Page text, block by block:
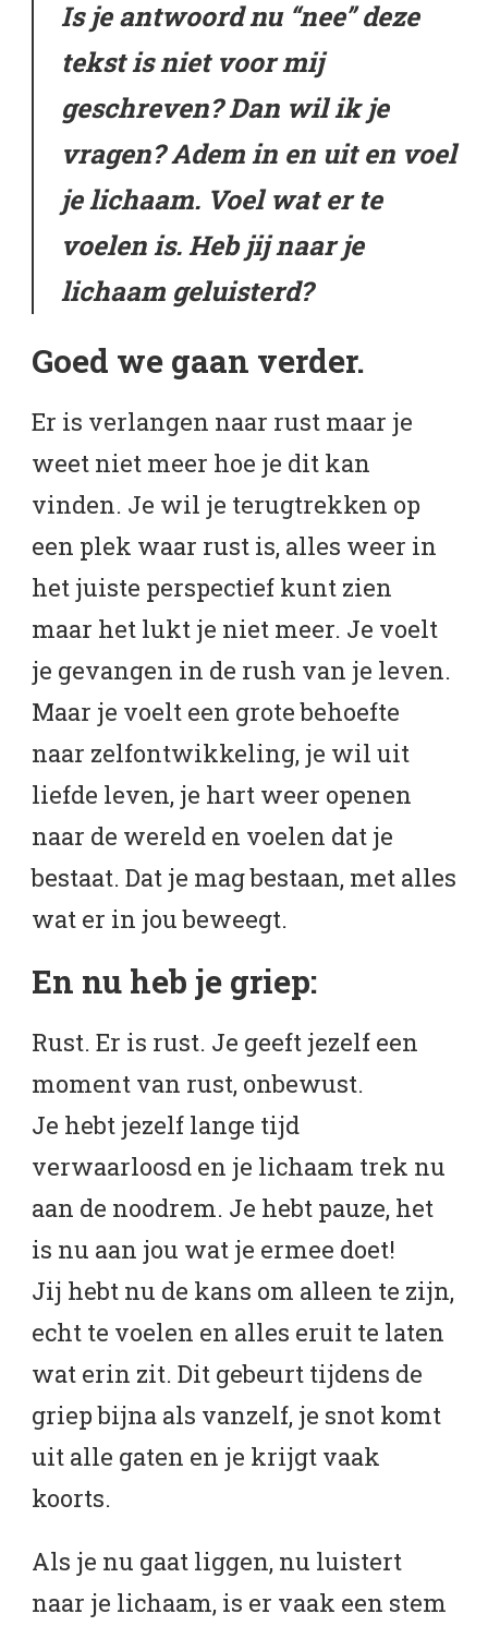
Is je antwoord nu “nee” deze
tekst is niet voor mij
geschreven? Dan wil ik je
vragen? Adem in en uit en voel
je lichaam. Voel wat er te
voelen is. Heb jij naar je
lichaam geluisterd?
Goed we gaan verder.
Er is verlangen naar rust maar je
weet niet meer hoe je dit kan
vinden. Je wil je terugtrekken op
een plek waar rust is, alles weer in
het juiste perspectief kunt zien
maar het lukt je niet meer. Je voelt
je gevangen in de rush van je leven.
Maar je voelt een grote behoefte
naar zelfontwikkeling, je wil uit
liefde leven, je hart weer openen
naar de wereld en voelen dat je
bestaat. Dat je mag bestaan, met alles
wat er in jou beweegt.
En nu heb je griep:
Rust. Er is rust. Je geeft jezelf een
moment van rust, onbewust.
Je hebt jezelf lange tijd
verwaarloosd en je lichaam trek nu
aan de noodrem. Je hebt pauze, het
is nu aan jou wat je ermee doet!
Jij hebt nu de kans om alleen te zijn,
echt te voelen en alles eruit te laten
wat erin zit. Dit gebeurt tijdens de
griep bijna als vanzelf, je snot komt
uit alle gaten en je krijgt vaak
koorts.
Als je nu gaat liggen, nu luistert
naar je lichaam, is er vaak een stem